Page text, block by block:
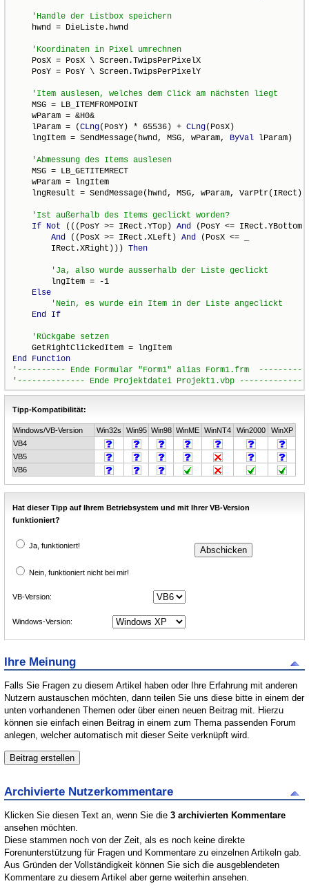
    hwnd = DieListe.hwnd
    PosX = PosX \ Screen.TwipsPerPixelX
    PosY = PosY \ Screen.TwipsPerPixelY
    MSG = LB_ITEMFROMPOINT
    wParam = &H0&
    lParam = (
CLng(PosY) * 65536) + CLng(PosX)
    lngItem = SendMessage(hwnd, MSG, wParam,
ByVal lParam)
    MSG = LB_GETITEMRECT
    wParam = lngItem
    lngResult = SendMessage(hwnd, MSG, wParam, VarPtr(IRect))
If Not (((PosY >= IRect.YTop) And (PosY <=
And ((PosX >= IRect.XLeft) And (PosX <= _
        IRect.XRight)))
Then
        lngItem = -1
Else
End
If
End
Function
Tipp-Kompatibilität:
Windows/VB-Version Win32s Win95 Win98 WinME WinNT4 Win2000
WinXP
VB4
VB5
VB6
Hat dieser Tipp auf Ihrem Betriebsystem und mit Ihrer VB-Version
funktioniert?
Ja, funktioniert!
Nein, funktioniert nicht bei mir!
VB-Version:
Windows-Version:
Ihre Meinung
Falls Sie Fragen zu diesem Artikel haben oder Ihre Erfahrung mit anderen
Nutzern austauschen möchten, dann teilen Sie uns diese bitte in einem der
unten vorhandenen Themen oder über einen neuen Beitrag mit. Hierzu
können sie einfach einen Beitrag in einem zum Thema passenden Forum
anlegen, welcher automatisch mit dieser Seite verknüpft wird.
Archivierte Nutzerkommentare
Klicken Sie diesen Text an, wenn Sie die3 archivierten Kommentare
ansehen möchten.
Diese stammen noch von der Zeit, als es noch keine direkte
Forenunterstützung für Fragen und Kommentare zu einzelnen Artikeln gab.
Aus Gründen der Vollständigkeit können Sie sich die ausgeblendeten
Kommentare zu diesem Artikel aber gerne weiterhin ansehen.